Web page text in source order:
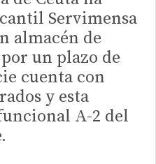
Servimensa
almacén de
un plazo de
cuenta con
y esta
A-2 del